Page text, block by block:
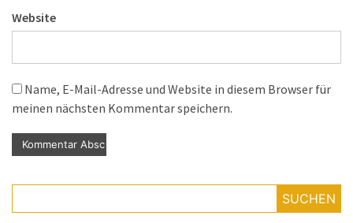
Website
Name, E-Mail-Adresse und Website in diesem Browser für
meinen nächsten Kommentar speichern.
SUCHEN